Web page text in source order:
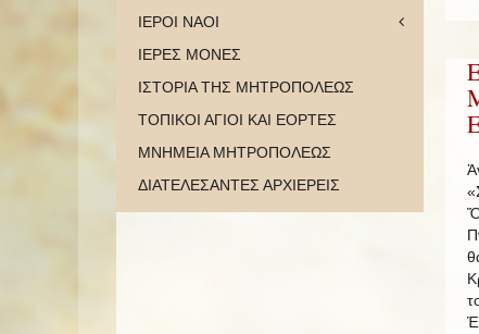
ΙΕΡΟΙ ΝΑΟΙ
ΙΕΡΕΣ ΜΟΝΕΣ
ΙΣΤΟΡΙΑ ΤΗΣ ΜΗΤΡΟΠΟΛΕΩΣ
ΤΟΠΙΚΟΙ ΑΓΙΟΙ ΚΑΙ ΕΟΡΤΕΣ
ΜΝΗΜΕΙΑ ΜΗΤΡΟΠΟΛΕΩΣ
ΔΙΑΤΕΛΕΣΑΝΤΕΣ ΑΡΧΙΕΡΕΙΣ